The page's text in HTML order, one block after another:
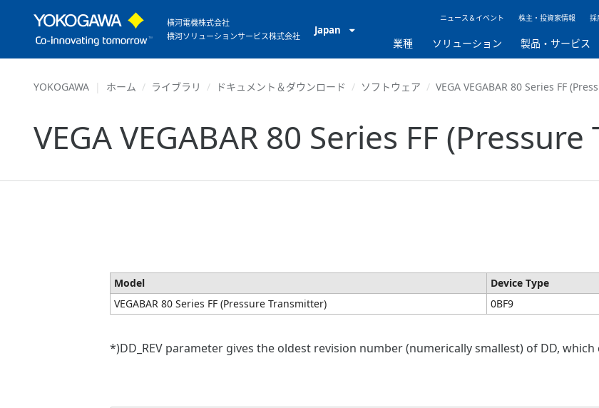
横河電機株式会社
横河ソリューションサービス株式会社
Japan
ニュース＆イベント 株主・投資家情報 採
業種 ソリューション 製品・サービス
YOKOGAWA ホーム ライブラリ ドキュメント＆ダウンロード ソフトウェア VEGA VEGABAR 80 Series FF
VEGA VEGABAR 80 Series FF
Model Device Type
VEGABAR 80 Series FF (Pressure Transmitter)
0BF9
*)DD_REV parameter gives the oldest revision number (numerically smallest) of DD,